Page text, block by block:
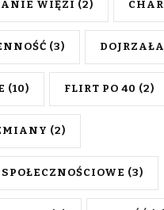
WIĘZI (2)
(3)
(10) FLIRT PO 40 (2)
(2)
(3)